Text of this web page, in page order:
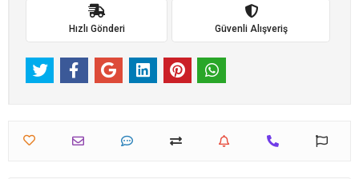
Hızlı Gönderi Güvenli Alışveriş